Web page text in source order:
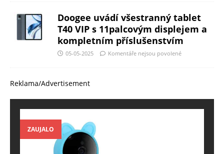
Doogee uvádí všestranný tablet
T40 VIP s 11palcovým displejem a
kompletním příslušenstvím
05-05-2025 Komentáře nejsou povolené
Reklama/Advertisement
ZAUJALO